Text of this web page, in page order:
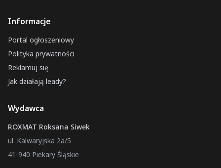
Piła
Starachowice
Węgrów
Piszczac
Nidzica
Informacje
Portal ogłoszeniowy
Polityka prywatności
Reklamuj się
Jak działają leady?
Wydawca
ROXMAT Roksana Siwek
ul. Kalwaryjska 2a/5
41-940 Piekary Śląskie